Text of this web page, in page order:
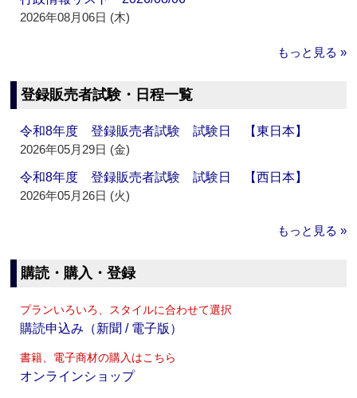
2026年08月06日 (木)
もっと見る »
登録販売者試験・日程一覧
令和8年度 登録販売者試験 試験日 【東日本】
2026年05月29日 (金)
令和8年度 登録販売者試験 試験日 【西日本】
2026年05月26日 (火)
もっと見る »
購読・購入・登録
プランいろいろ、スタイルに合わせて選択
購読申込み（新聞 / 電子版）
書籍、電子商材の購入はこちら
オンラインショップ